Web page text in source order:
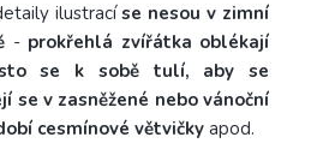
ilustracíse nesou v zimní
- prokřehlá zvířátka oblékají
se k sobě tulí, aby se
se v zasněžené nebo vánoční
cesmínové větvičky apod.